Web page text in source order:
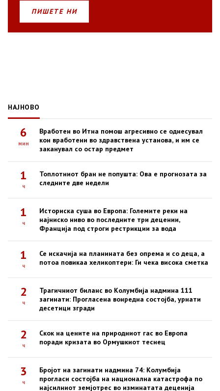
ПИШЕТЕ НИ
НАЈНОВО
6
мин
Вработен во Итна помош агресивно се однесувал
кон вработени во здравствена установа, и им се
заканувал со остар предмет
1
ч
Топлотниот бран не попушта: Ова е прогнозата за
следните две недели
1
ч
Историска суша во Европа: Големите реки на
најниско ниво во последните три децении,
Франција под строги рестрикции за вода
1
ч
Се искачија на планината без опрема и со деца, а
потоа повикаа хеликоптери: Ги чека висока сметка
2
ч
Трагичниот биланс во Колумбија надмина 111
загинати: Прогласена вонредна состојба, урнати
десетици згради
2
ч
Скок на цените на природниот гас во Европа
поради кризата во Ормушкиот теснец
3
ч
Бројот на загинати надмина 74: Колумбија
прогласи состојба на национална катастрофа по
најсилниот земјотрес во изминатата деценија